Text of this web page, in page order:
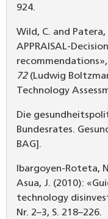
924.
Wild, C. and
APPRAISAL-
recommendations»,
72(Ludwig
Technology
Die
Bundesrates.
BAG].
Ibargoyen-Roteta,
Asua, J. (2010):
technology
Nr. 2–3, S. 218–226.